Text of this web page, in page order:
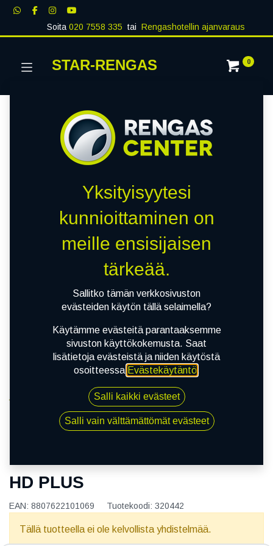
Soita020 7558 335 tai Rengashotellin ajanvaraus
STAR-RENGAS 0
165/60R15 77H NEXEN N'BLUE HD PLUS
HD PLUS
EAN: 8807622101069 Tuotekoodi: 320442
Tällä tuotteella ei ole kelvollista yhdistelmää.
Yksityisyytesi
kunnioittaminen on
meille ensisijaisen
tärkeää.
Sallitko tämän verkkosivuston
evästeiden käytön tällä selaimella?
Käytämme evästeitä parantaaksemme
sivuston käyttökokemusta. Saat
lisätietoja evästeistä ja niiden käytöstä
osoitteessa Evästekäytäntö.
Salli kaikki evästeet
Salli vain välttämättömät evästeet